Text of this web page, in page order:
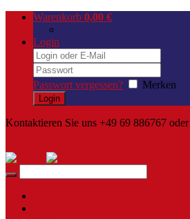
Warenkorb 0,00 €
Login
Passwort vergessen? Merken
Kontaktieren Sie uns +49 69 886767 oder